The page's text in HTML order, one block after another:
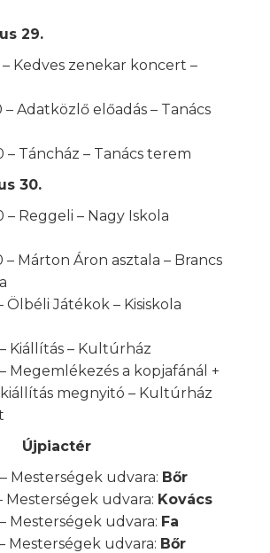
29.
– Kedves zenekar koncert –
– Adatközlő előadás – Tanács
– Táncház – Tanács terem
30.
– Reggeli – Nagy Iskola
– Márton Áron asztala – Brancs
Ölbéli Játékok – Kisiskola
– Kiállítás – Kultúrház
– Megemlékezés a kopjafánál +
megnyitó – Kultúrház
Újpiactér
Mesterségek udvara: Bőr
Mesterségek udvara: Kovács
Mesterségek udvara: Fa
Mesterségek udvara: Bőr